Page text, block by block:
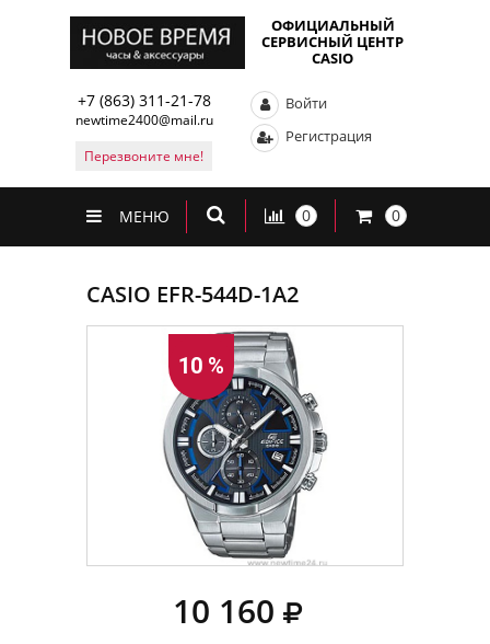
ОФИЦИАЛЬНЫЙ
СЕРВИСНЫЙ ЦЕНТР
CASIO
+7 (863) 311-21-78
newtime2400@mail.ru
Перезвоните мне!
Войти
Регистрация
МЕНЮ 0 0
CASIO EFR-544D-1A2
10 %
10 160